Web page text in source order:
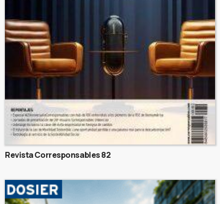
Revista Corresponsables 82